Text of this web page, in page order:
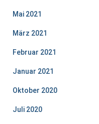
Mai 2021
März 2021
Februar 2021
Januar 2021
Oktober 2020
Juli 2020